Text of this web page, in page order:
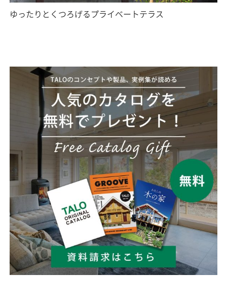
ゆったりとくつろげるプライベートテラス